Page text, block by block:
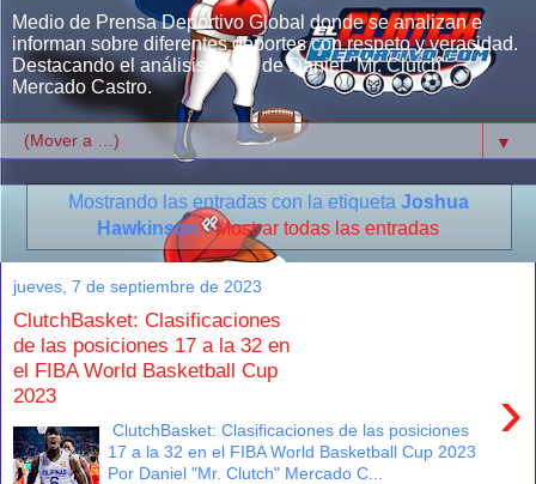
Medio de Prensa Deportivo Global donde se analizan e
informan sobre diferentes deportes con respeto y veracidad.
Destacando el análisis único de Daniel "Mr. Clutch"
Mercado Castro.
▼
Mostrando las entradas con la etiqueta Joshua
Hawkinson. Mostrar todas las entradas
jueves, 7 de septiembre de 2023
ClutchBasket: Clasificaciones
de las posiciones 17 a la 32 en
el FIBA World Basketball Cup
2023
›
ClutchBasket: Clasificaciones de las posiciones
17 a la 32 en el FIBA World Basketball Cup 2023
Por Daniel "Mr. Clutch" Mercado C...